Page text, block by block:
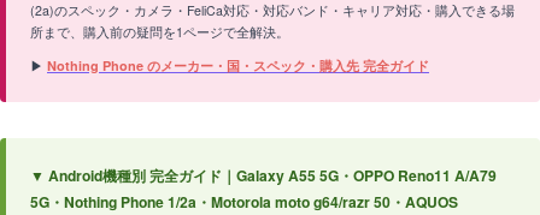
(2a)のスペック・カメラ・FeliCa対応・対応バンド・キャリア対応・購入できる場
所まで、購入前の疑問を1ページで全解決。
▶ Nothing Phone のメーカー・国・スペック・購入先 完全ガイド
▼ Android機種別 完全ガイド｜Galaxy A55 5G・OPPO Reno11 A/A79
5G・Nothing Phone 1/2a・Motorola moto g64/razr 50・AQUOS